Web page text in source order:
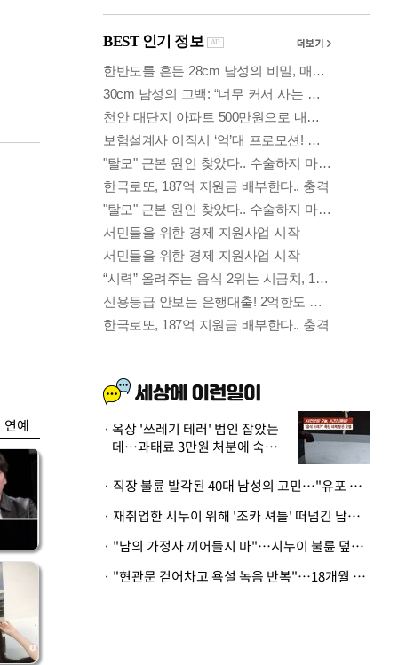
금융
리장 상·하한가 한시
금지
연예
옥상 '쓰레기 테러' 범인 잡았는
데…과태료 3만원 처분에 숙박업
· 직장 불륜 발각된 40대 남성의 고민…"유포 동료 명예훼손·협박죄 고소 가능할까"
· 재취업한 시누이 위해 '조카 셔틀' 떠넘긴 남편…아내 "난 못한다"
· "남의 가정사 끼어들지 마"…시누이 불륜 덮으려는 남편에 억울한 아내
· "현관문 걷어차고 욕설 녹음 반복"…18개월 아기 키우는 집 뒤흔든 '앞집의 비극'